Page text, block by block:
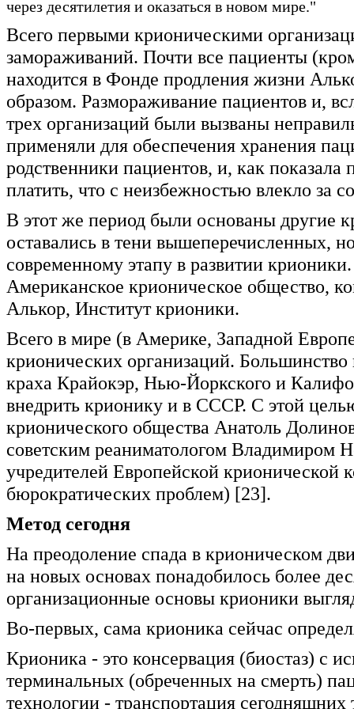
через десятилетия и оказаться в новом мире."
Всего первыми крионическими
замораживаний. Почти все пациенты
находится в Фонде продления жизни
образом. Размораживание пациентов и,
трех организаций были вызваны
применяли для обеспечения хранения
родственники пациентов, и, как показала
платить, что с неизбежностью влекло за
В этот же период были основаны другие
оставались в тени вышеперечисленных,
современному этапу в развитии
Американское крионическое общество,
Алькор, Институт крионики.
Всего в мире (в Америке, Западной
крионических организаций.
краха Крайокэр, Нью-Йоркского и
внедрить крионику и в СССР. С этой
крионического общества Анатоль
советским реаниматологом Владимиром
учредителей Европейской крионической
бюрократических проблем) [23].
Метод сегодня
На преодоление спада в крионическом
на новых основах понадобилось более
организационные основы крионики
Во-первых, сама крионика сейчас
Крионика - это консервация (биостаз) с
терминальных (обреченных на смерть)
технологии - транспортация